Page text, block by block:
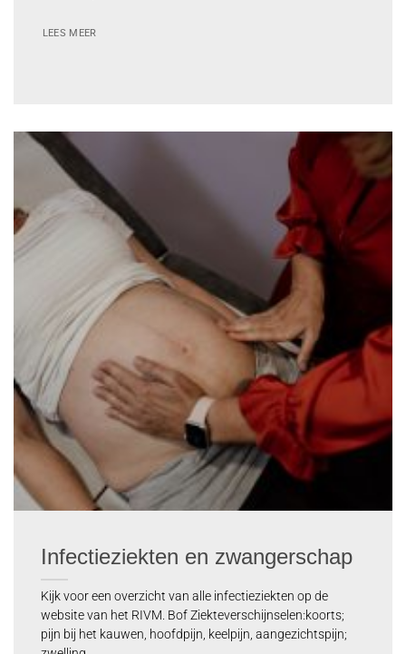
LEES MEER
Infectieziekten en zwangerschap
Kijk voor een overzicht van alle infectieziekten op de
website van het RIVM. Bof Ziekteverschijnselen:koorts;
pijn bij het kauwen, hoofdpijn, keelpijn, aangezichtspijn;